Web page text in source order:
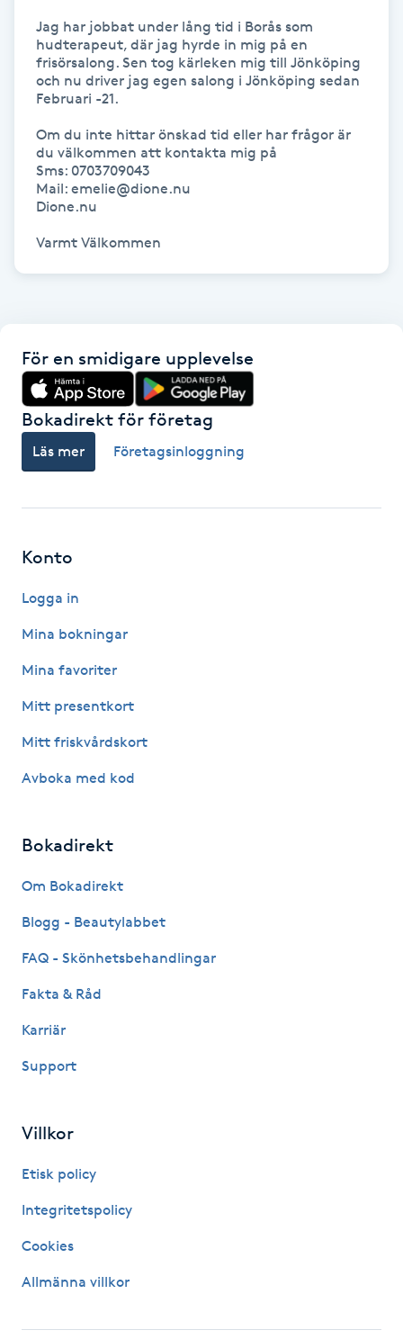
Hyperhidros
Hypnos
Hårborttagning
Hårbottenbehandling
Hårförlängning
Hälsprickor
IPL
IPL hårborttagning
Kinesiologi
Kiropraktik
Klippning & Slingor
Jag har jobbat under lång tid i Borås som
hudterapeut, där jag hyrde in mig på en
frisörsalong. Sen tog kärleken mig till Jönköping
och nu driver jag egen salong i Jönköping sedan
Februari -21.
Om du inte hittar önskad tid eller har frågor är
du välkommen att kontakta mig på
Sms: 0703709043
Mail: emelie@dione.nu
Dione.nu
Varmt Välkommen
För en smidigare upplevelse
Bokadirekt för företag
Läs mer Företagsinloggning
Konto
Logga in
Mina bokningar
Mina favoriter
Mitt presentkort
Mitt friskvårdskort
Avboka med kod
Bokadirekt
Om Bokadirekt
Blogg - Beautylabbet
FAQ - Skönhetsbehandlingar
Fakta & Råd
Karriär
Support
Villkor
Etisk policy
Integritetspolicy
Cookies
Allmänna villkor